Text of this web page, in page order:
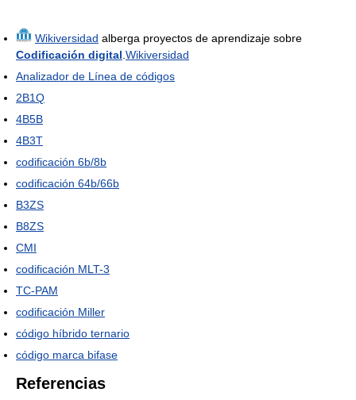
Wikiversidad alberga proyectos de aprendizaje sobre
Codificación digital Wikiversidad
Analizador de Línea de códigos
2B1Q
4B5B
4B3T
codificación 6b/8b
codificación 64b/66b
B3ZS
B8ZS
CMI
codificación MLT-3
TC-PAM
codificación Miller
código híbrido ternario
código marca bifase
Referencias